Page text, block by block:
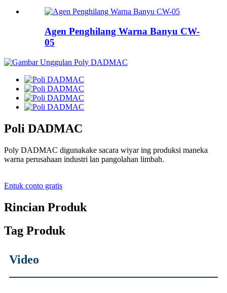
Agen Penghilang Warna Banyu CW-
05
Poli DADMAC
Poly DADMAC digunakake sacara wiyar ing produksi maneka
warna perusahaan industri lan pangolahan limbah.
Entuk conto gratis
Rincian Produk
Tag Produk
Video